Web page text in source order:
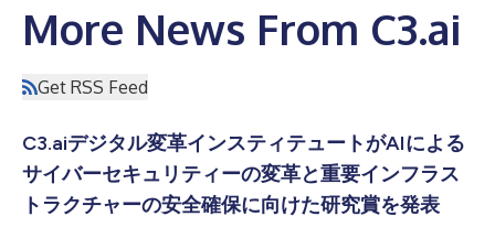
More News From C3.ai
Get RSS Feed
C3.aiデジタル変革インスティテュートがAIによる
サイバーセキュリティーの変革と重要インフラス
トラクチャーの安全確保に向けた研究賞を発表